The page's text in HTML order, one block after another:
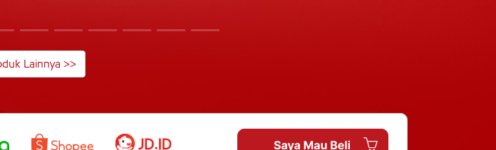
Lainnya >>